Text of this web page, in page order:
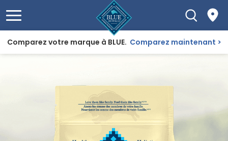
Comparez votre marque à BLUE. Comparez maintenant